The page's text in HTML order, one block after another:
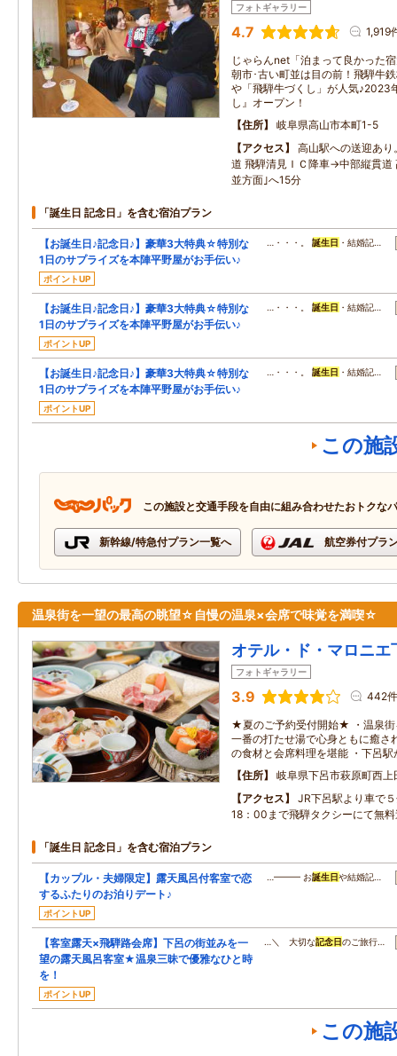
フォトギャラリー
4.7 1,919
じゃらんnet「泊まって良かった
朝市･古い町並は目の前！飛騨牛
や「飛騨牛づくし」が人気♪2023
し』オープン！
住所
岐阜県高山市本町1-5
アクセス
高山駅への送迎あ
道 飛騨清見ＩＣ降車→中部縦貫道
並方面｣へ15分
「誕生日 記念日」を含む宿泊プラン
【お誕生日♪記念日♪】豪華3大特典☆特別な
1日のサプライズを本陣平野屋がお手伝い♪
ポイントUP
…・・・。誕生日 ・結婚記…
【お誕生日♪記念日♪】豪華3大特典☆特別な
1日のサプライズを本陣平野屋がお手伝い♪
ポイントUP
…・・・。誕生日 ・結婚記…
【お誕生日♪記念日♪】豪華3大特典☆特別な
1日のサプライズを本陣平野屋がお手伝い♪
ポイントUP
…・・・。誕生日 ・結婚記…
この施
この施設と交通手段を自由に組み合わせたおトクな
新幹線/特急付プラン一覧へ 航空券付プラ
温泉街を一望の最高の眺望☆自慢の温泉×会席で味覚を満喫☆
オテル・ド・マロニエ
フォトギャラリー
3.9 442件
★夏のご予約受付開始★ ・温泉街
一番の打たせ湯で心身ともに癒さ
の食材と会席料理を堪能 ・下呂
住所
岐阜県下呂市萩原町西
アクセス
JR下呂駅より車で
18：00まで飛騨タクシーにて無
「誕生日 記念日」を含む宿泊プラン
【カップル・夫婦限定】露天風呂付客室で恋
するふたりのお泊りデート♪
ポイントUP
…━━━ お誕生日や結婚記…
【客室露天×飛騨路会席】下呂の街並みを一
望の露天風呂客室★温泉三昧で優雅なひと時
を！
ポイントUP
…＼ 大切な記念日のご旅行…
この施